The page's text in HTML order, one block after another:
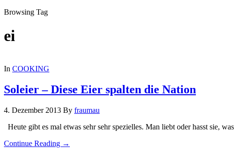
Browsing Tag
ei
In COOKING
Soleier – Diese Eier spalten die Nation
4. Dezember 2013 By fraumau
Heute gibt es mal etwas sehr sehr spezielles. Man liebt oder hasst sie,
Continue Reading →